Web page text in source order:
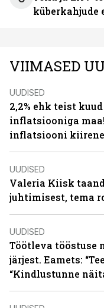
VIIMASED
UUDISED
2,2% ehk teist
inflatsiooniga
inflatsiooni
UUDISED
Valeria Kiisk
juhtimisest, tema
UUDISED
Töötleva tööstuse
järjest. Eamets:
“Kindlustunne